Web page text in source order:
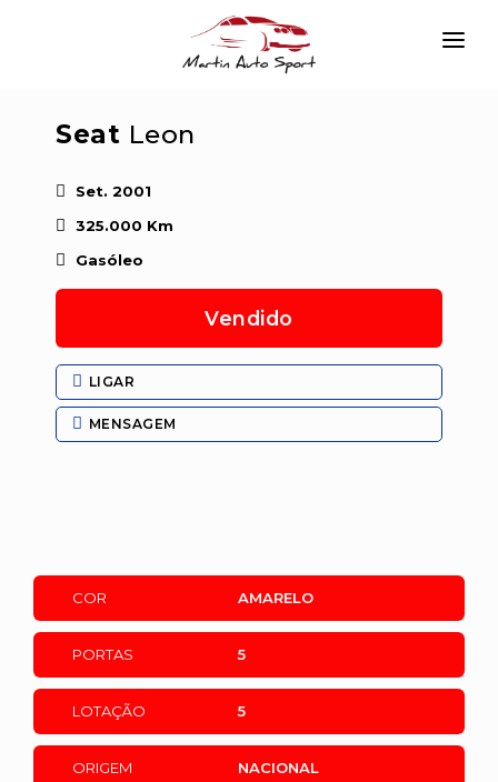
EMPRESA
VIATURAS
SERVIÇOS
Seat Leon
Set. 2001
325.000 Km
Gasóleo
Vendido
LIGAR
MENSAGEM
COR AMARELO
PORTAS 5
LOTAÇÃO 5
ORIGEM NACIONAL